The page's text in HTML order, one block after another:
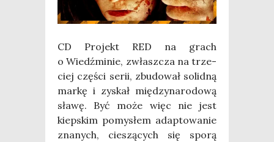
CD Pro­jekt RED na grach
o Wiedź­mi­nie, zwłasz­cza na trze­
ciej czę­ści serii, zbu­do­wał solid­ną
mar­kę i zyskał mię­dzy­na­ro­do­wą
sła­wę. Być może więc nie jest
kiep­skim pomy­słem adap­to­wa­nie
zna­nych, cie­szą­cych się spo­rą